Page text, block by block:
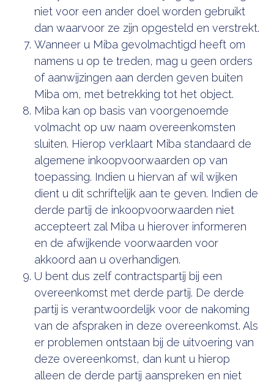
niet voor een ander doel worden gebruikt
dan waarvoor ze zijn opgesteld en verstrekt.
Wanneer u Miba gevolmachtigd heeft om
namens u op te treden, mag u geen orders
of aanwijzingen aan derden geven buiten
Miba om, met betrekking tot het object.
Miba kan op basis van voorgenoemde
volmacht op uw naam overeenkomsten
sluiten. Hierop verklaart Miba standaard de
algemene inkoopvoorwaarden op van
toepassing. Indien u hiervan af wil wijken
dient u dit schriftelijk aan te geven. Indien de
derde partij de inkoopvoorwaarden niet
accepteert zal Miba u hierover informeren
en de afwijkende voorwaarden voor
akkoord aan u overhandigen.
U bent dus zelf contractspartij bij een
overeenkomst met derde partij. De derde
partij is verantwoordelijk voor de nakoming
van de afspraken in deze overeenkomst. Als
er problemen ontstaan bij de uitvoering van
deze overeenkomst, dan kunt u hierop
alleen de derde partij aanspreken en niet